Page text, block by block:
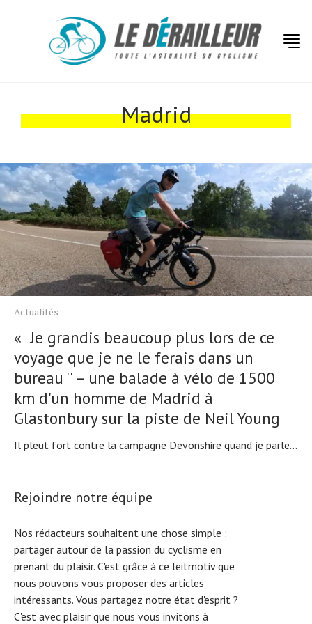
Madrid
Actualités
« Je grandis beaucoup plus lors de ce
voyage que je ne le ferais dans un
bureau '' – une balade à vélo de 1500
km d'un homme de Madrid à
Glastonbury sur la piste de Neil Young
Il pleut fort contre la campagne Devonshire quand je parle...
Rejoindre notre équipe
Nos rédacteurs souhaitent une chose simple :
partager autour de la passion du cyclisme en
prenant du plaisir. C'est grâce à ce leitmotiv que
nous pouvons vous proposer des articles
intéressants. Vous partagez notre état d'esprit ?
C'est avec plaisir que nous vous invitons à
Actualités
Tests de produits
Tendances
Tous nos articles
À propos